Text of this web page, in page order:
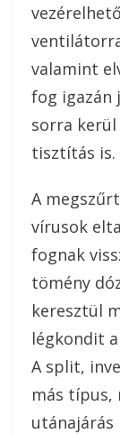
valamint
fog igazán
sorra
tisztítás is.
A
vírusok
fognak
tömény
keresztül
légkondit
A split,
más típus,
utánajárás